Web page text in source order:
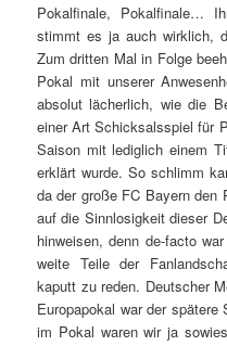
Pokalfinale, Pokalfinale…
stimmt es ja auch wirklich,
Zum dritten Mal in Folge
Pokal mit unserer
absolut lächerlich, wie die
einer Art Schicksalsspiel für
Saison mit lediglich einem
erklärt wurde. So schlimm
da der große FC Bayern den
auf die Sinnlosigkeit dieser
hinweisen, denn de-facto
weite Teile der
kaputt zu reden. Deutscher
Europapokal war der
im Pokal waren wir ja